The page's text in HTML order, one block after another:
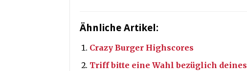
Ähnliche Artikel:
Crazy Burger Highscores
Triff bitte eine Wahl bezüglich